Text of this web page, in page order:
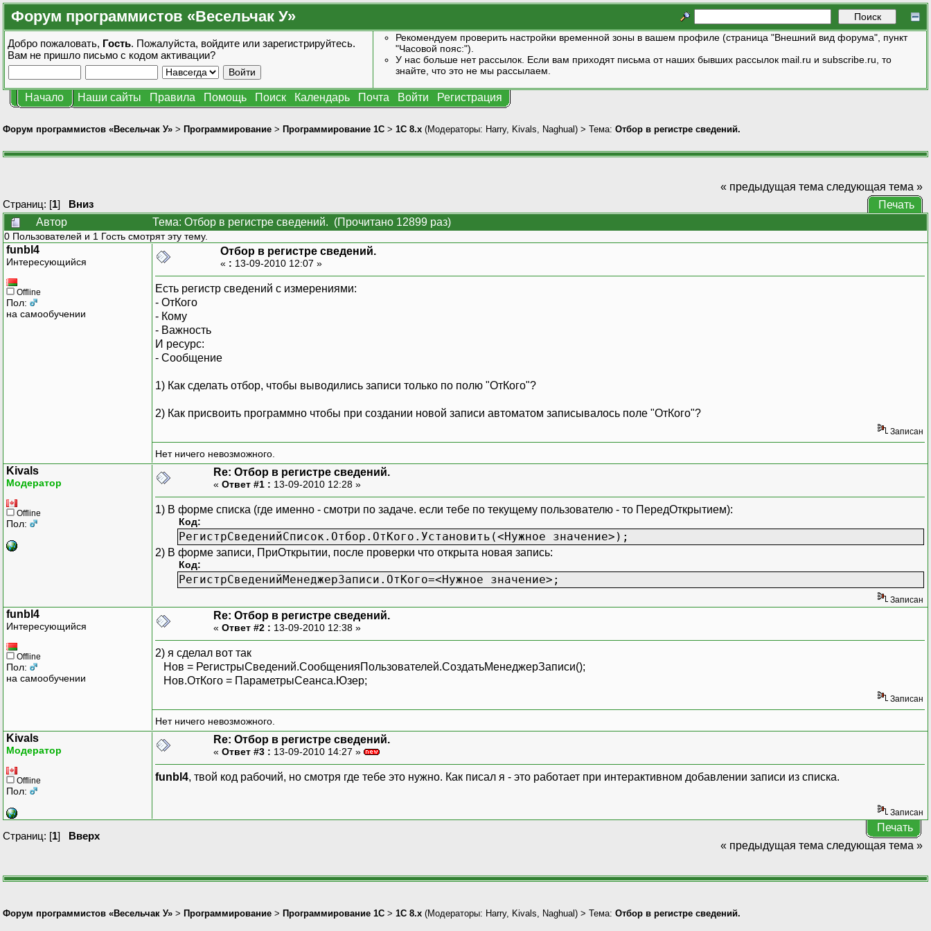
Форум программистов «Весельчак У»
Добро пожаловать, Гость. Пожалуйста, войдите или зарегистрируйтесь.
Вам не пришло письмо с кодом активации?
Рекомендуем проверить настройки временной зоны в вашем профиле (страница "Внешний вид форума", пункт
"Часовой пояс:").
У нас больше нет рассылок. Если вам приходят письма от наших бывших рассылок mail.ru и subscribe.ru, то
знайте, что это не мы рассылаем.
Начало Наши сайты Правила Помощь Поиск Календарь Почта Войти Регистрация
Форум программистов «Весельчак У» > Программирование > Программирование 1С > 1С 8.x (Модераторы: Harry, Kivals Naghual) > Тема: Отбор в регистре сведений.
Страниц: [1] Вниз
« предыдущая тема следующая тема »
Печать
Автор
Тема: Отбор в регистре сведений. (Прочитано 12899 раз)
0 Пользователей и 1 Гость смотрят эту тему.
funbl4
Интересующийся
Offline
Пол:
на самообучении
Отбор в регистре сведений.
« : 13-09-2010 12:07 »
Есть регистр сведений с измерениями:
- ОтКого
- Кому
- Важность
И ресурс:
- Сообщение
1) Как сделать отбор, чтобы выводились записи только по полю "ОтКого"?
2) Как присвоить программно чтобы при создании новой записи автоматом записывалось поле "ОтКого"?
Записан
Нет ничего невозможного.
Kivals
Модератор
Offline
Пол:
Re: Отбор в регистре сведений.
« Ответ #1 : 13-09-2010 12:28 »
1) В форме списка (где именно - смотри по задаче. если тебе по текущему пользователю - то ПередОткрытием):
Код:
РегистрСведенийСписок.Отбор.ОтКого.Установить(<Нужное значение>);
2) В форме записи, ПриОткрытии, после проверки что открыта новая запись:
Код:
РегистрСведенийМенеджерЗаписи.ОтКого=<Нужное значение>;
Записан
funbl4
Интересующийся
Offline
Пол:
на самообучении
Re: Отбор в регистре сведений.
« Ответ #2 : 13-09-2010 12:38 »
2) я сделал вот так
Нов = РегистрыСведений.СообщенияПользователей.СоздатьМенеджерЗаписи();
Нов.ОтКого = ПараметрыСеанса.Юзер;
Записан
Нет ничего невозможного.
Kivals
Модератор
Offline
Пол:
Re: Отбор в регистре сведений.
« Ответ #3 : 13-09-2010 14:27 »
funbl4, твой код рабочий, но смотря где тебе это нужно. Как писал я - это работает при интерактивном добавлении записи из списка.
Записан
Страниц: [1] Вверх
Печать
« предыдущая тема следующая тема »
Форум программистов «Весельчак У» > Программирование > Программирование 1С > 1С 8.x (Модераторы: Harry, Kivals Naghual) > Тема: Отбор в регистре сведений.